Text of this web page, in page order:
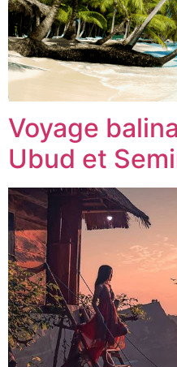
Voyage
Ubud et